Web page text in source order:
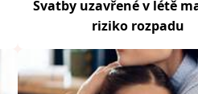
Svatby uzavřené v létě
riziko rozpadu